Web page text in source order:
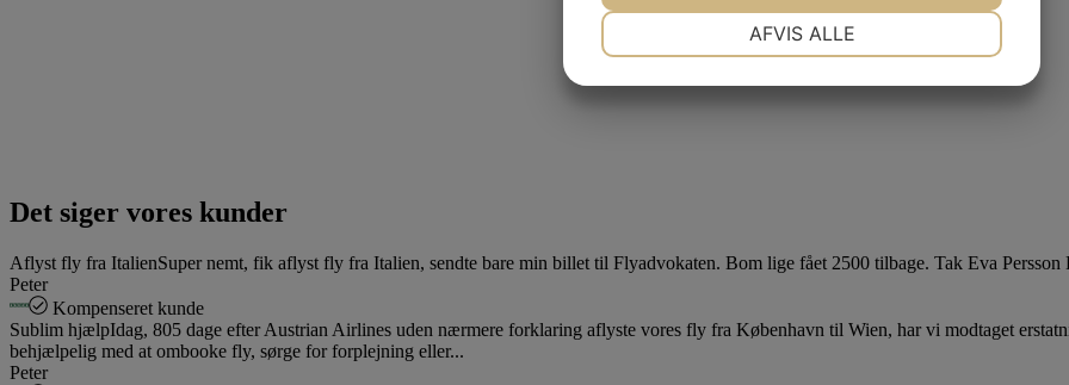
Det siger vores kunder
Aflyst fly fra ItalienSuper nemt, fik aflyst fly fra Italien, sendte bare min billet til Flyadvokaten. Bom lige fået 2500 tilbage. Tak Eva Persson
Peter
Kompenseret kunde
Sublim hjælpIdag, 805 dage efter Austrian Airlines uden nærmere forklaring aflyste vores fly fra København til Wien, har vi modtaget
behjælpelig med at ombooke fly, sørge for forplejning eller...
Peter
AFVIS ALLE